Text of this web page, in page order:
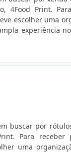
4Food Print.
escolher uma
experiência
mão de
buscar por
Para receber
uma